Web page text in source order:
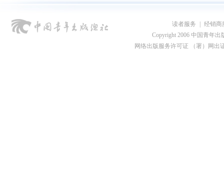
读者服务
经销商
Copyright 2006 中国青年出
网络出版服务许可证 （署）网出